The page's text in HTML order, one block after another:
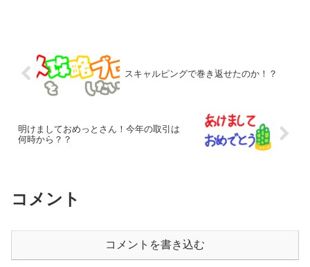
スキャルピングで巻き返せたのか！？
明けましておめっとさん！今年の取引は
何時から？？
コメント
コメントを書き込む